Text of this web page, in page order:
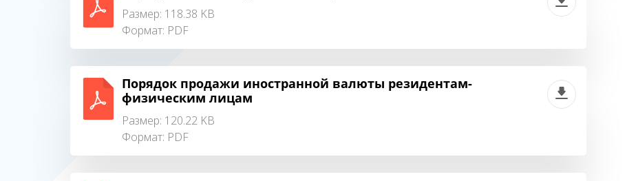
Размер: 118.38 KB
Формат: PDF
Порядок продажи иностранной валюты резидентам-
физическим лицам
Размер: 120.22 KB
Формат: PDF